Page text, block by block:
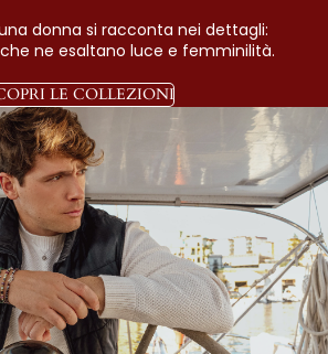
donna si racconta nei dettagli:
ne esaltano luce e femminilità.
LE COLLEZIONI